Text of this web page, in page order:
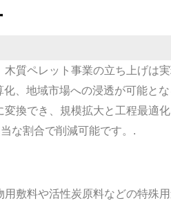
質ペレット事業の立ち上げは
、地域市場への浸透が可能とな
換でき、規模拡大と工程最適
な割合で削減可能です。.
敷料や活性炭原料などの特殊